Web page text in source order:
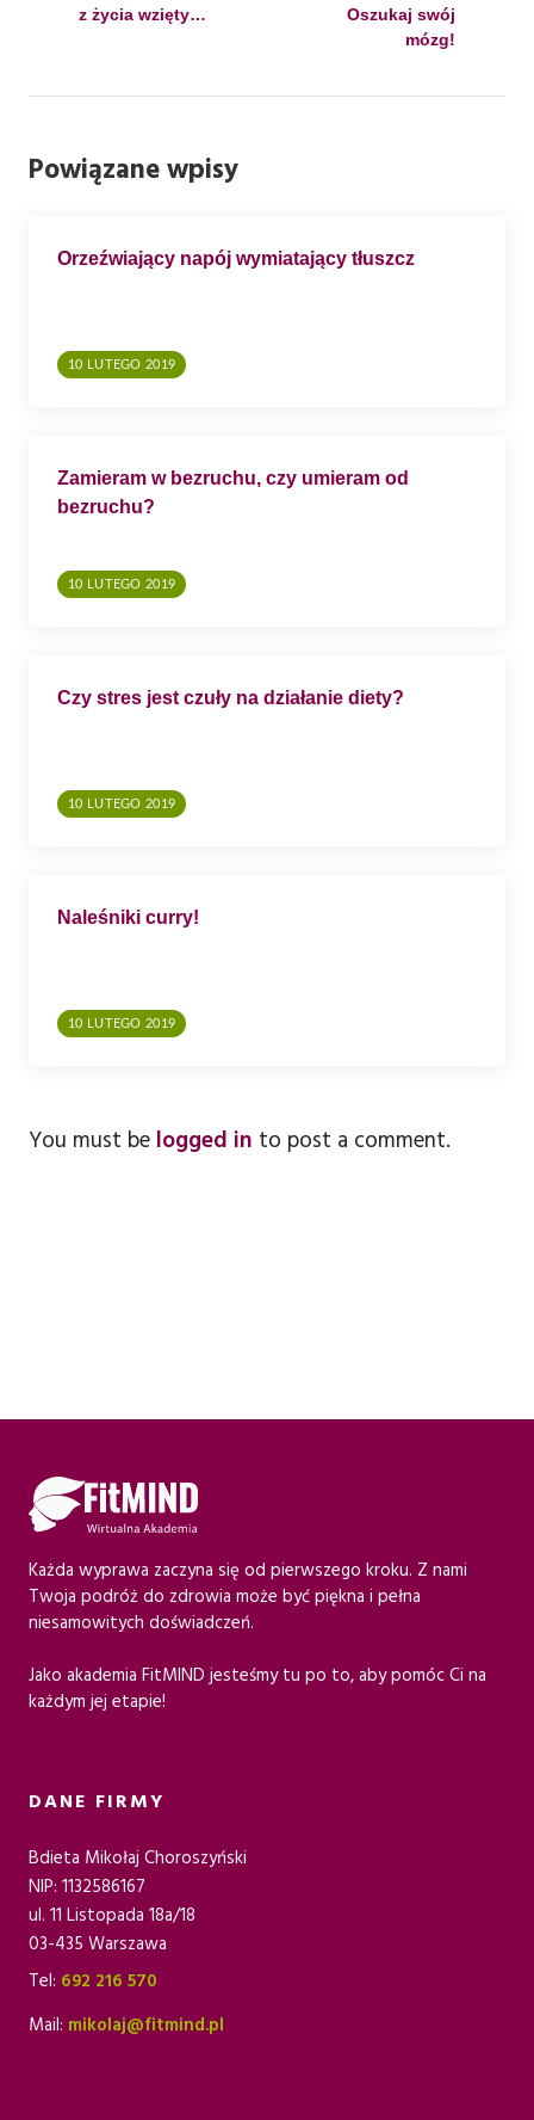
J
A
z życia wzięty…
Oszukaj swój
mózg!
Powiązane wpisy
Orzeźwiający napój wymiatający tłuszcz
10 LUTEGO 2019
Zamieram w bezruchu, czy umieram od
bezruchu?
10 LUTEGO 2019
Czy stres jest czuły na działanie diety?
10 LUTEGO 2019
Naleśniki curry!
10 LUTEGO 2019
You must be logged in to post a comment.
Każda wyprawa zaczyna się od pierwszego kroku. Z nami
Twoja podróż do zdrowia może być piękna i pełna
niesamowitych doświadczeń.
Jako akademia FitMIND jesteśmy tu po to, aby pomóc Ci na
każdym jej etapie!
DANE FIRMY
Bdieta Mikołaj Choroszyński
NIP: 1132586167
ul. 11 Listopada 18a/18
03-435 Warszawa
Tel: 692 216 570
Mail: mikolaj@fitmind.pl